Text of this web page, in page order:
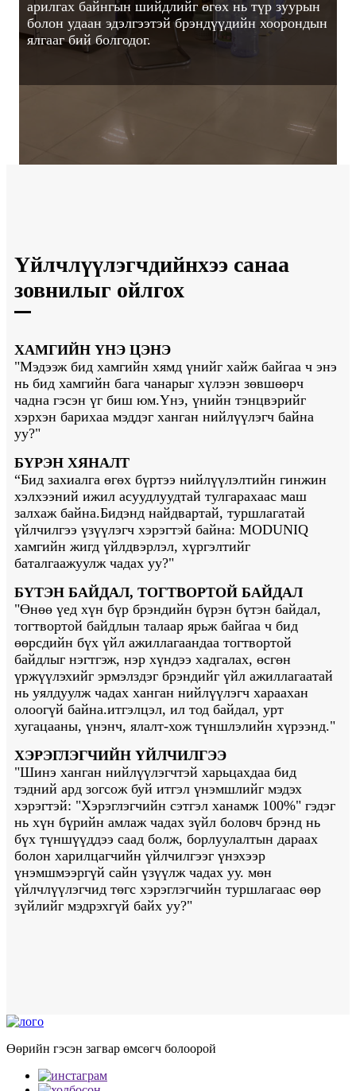
арилгах байнгын шийдлийг өгөх нь түр зуурын
болон удаан эдэлгээтэй брэндүүдийн хоорондын
ялгааг бий болгодог.
Үйлчлүүлэгчдийнхээ санаа
зовнилыг ойлгох
ХАМГИЙН ҮНЭ ЦЭНЭ
"Мэдээж бид хамгийн хямд үнийг хайж байгаа ч энэ
нь бид хамгийн бага чанарыг хүлээн зөвшөөрч
чадна гэсэн үг биш юм.Үнэ, үнийн тэнцвэрийг
хэрхэн барихаа мэддэг ханган нийлүүлэгч байна
уу?"
БҮРЭН ХЯНАЛТ
“Бид захиалга өгөх бүртээ нийлүүлэлтийн гинжин
хэлхээний ижил асуудлуудтай тулгарахаас маш
залхаж байна.Бидэнд найдвартай, туршлагатай
үйлчилгээ үзүүлэгч хэрэгтэй байна: MODUNIQ
хамгийн жигд үйлдвэрлэл, хүргэлтийг
баталгаажуулж чадах уу?"
БҮТЭН БАЙДАЛ, ТОГТВОРТОЙ БАЙДАЛ
"Өнөө үед хүн бүр брэндийн бүрэн бүтэн байдал,
тогтвортой байдлын талаар ярьж байгаа ч бид
өөрсдийн бүх үйл ажиллагаандаа тогтвортой
байдлыг нэгтгэж, нэр хүндээ хадгалах, өсгөн
үржүүлэхийг эрмэлздэг брэндийг үйл ажиллагаатай
нь уялдуулж чадах ханган нийлүүлэгч хараахан
олоогүй байна.итгэлцэл, ил тод байдал, урт
хугацааны, үнэнч, ялалт-хож түншлэлийн хүрээнд."
ХЭРЭГЛЭГЧИЙН ҮЙЛЧИЛГЭЭ
"Шинэ ханган нийлүүлэгчтэй харьцахдаа бид
тэдний ард зогсож буй итгэл үнэмшлийг мэдэх
хэрэгтэй: "Хэрэглэгчийн сэтгэл ханамж 100%" гэдэг
нь хүн бүрийн амлаж чадах зүйл боловч брэнд нь
бүх түншүүддээ саад болж, борлуулалтын дараах
болон харилцагчийн үйлчилгээг үнэхээр
үнэмшмээргүй сайн үзүүлж чадах уу. мөн
үйлчлүүлэгчид төгс хэрэглэгчийн туршлагаас өөр
зүйлийг мэдрэхгүй байх уу?"
Өөрийн гэсэн загвар өмсөгч болоорой